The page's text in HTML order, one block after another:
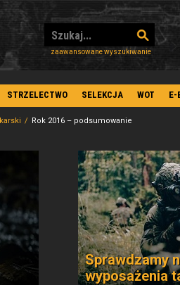
zaawansowane wyszukiwanie
STRZELECTWO SELEKCJA WOT E-
Rok 2016 – podsumowanie
Sprawdzamy
wyposażenia